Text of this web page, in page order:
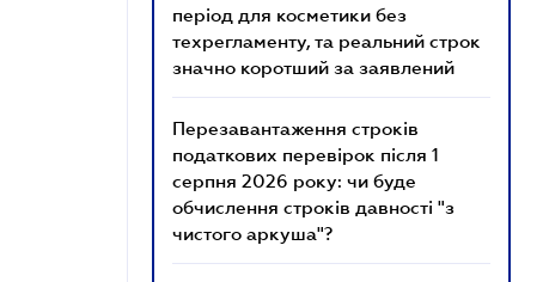
період для косметики без
техрегламенту, та реальний строк
значно коротший за заявлений
Перезавантаження строків
податкових перевірок після 1
серпня 2026 року: чи буде
обчислення строків давності "з
чистого аркуша"?